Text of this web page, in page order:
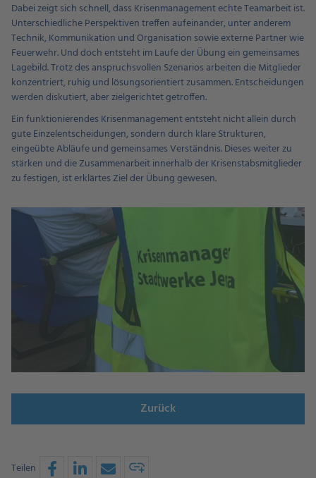
Dabei zeigt sich schnell, dass Krisenmanagement echte Teamarbeit ist.
Unterschiedliche Perspektiven treffen aufeinander, unter anderem
Technik, Kommunikation und Organisation sowie externe Partner wie
Feuerwehr. Und doch entsteht im Laufe der Übung ein gemeinsames
Lagebild. Trotz des anspruchsvollen Szenarios arbeiten die Mitglieder
konzentriert, ruhig und lösungsorientiert zusammen. Entscheidungen
werden diskutiert, aber zielgerichtet getroffen.
Ein funktionierendes Krisenmanagement entsteht nicht allein durch
gute Einzelentscheidungen, sondern durch klare Strukturen,
eingeübte Abläufe und gemeinsames Verständnis. Dieses weiter zu
stärken und die Zusammenarbeit innerhalb der Krisenstabsmitglieder
zu festigen, ist erklärtes Ziel der Übung gewesen.
Zurück
Teilen